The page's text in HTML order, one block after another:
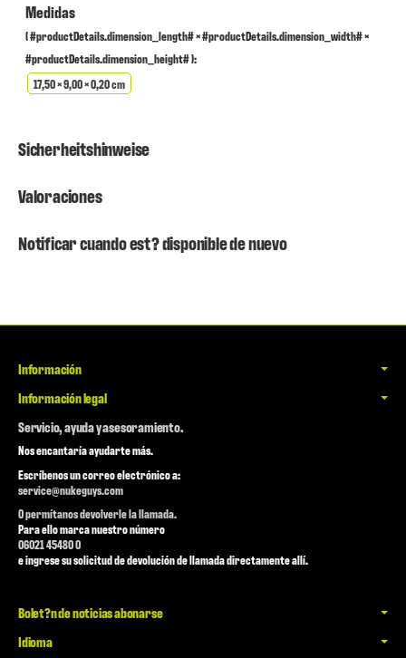
Medidas
( #productDetails.dimension_length# × #productDetails.dimension_width# ×
#productDetails.dimension_height# ):
17,50 × 9,00 × 0,20 cm
Sicherheitshinweise
Valoraciones
Notificar cuando est? disponible de nuevo
Información
Información legal
Servicio, ayuda y asesoramiento.
Nos encantaría ayudarte más.
Escríbenos un correo electrónico a:
service@nukeguys.com
O permítanos devolverle la llamada.
Para ello marca nuestro número
06021 45480 0
e ingrese su solicitud de devolución de llamada directamente allí.
Bolet?n de noticias abonarse
Idioma